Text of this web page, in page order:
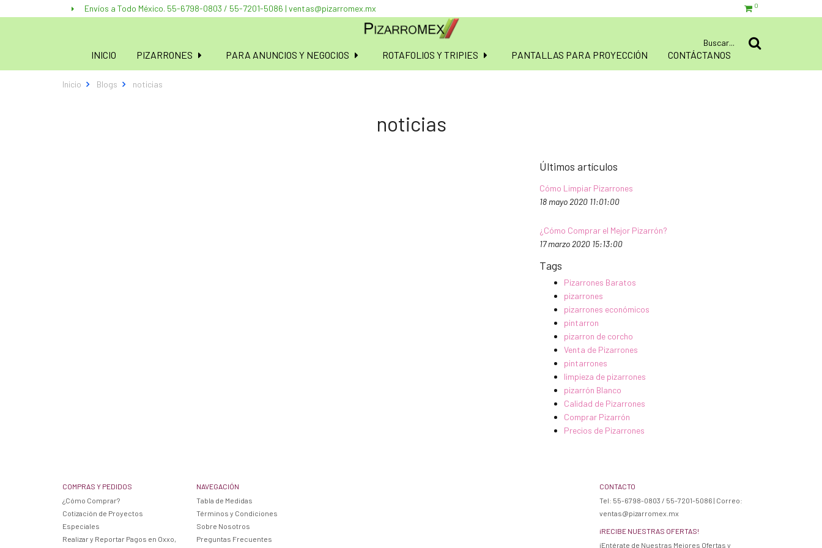
Envíos a Todo México. 55-6798-0803 / 55-7201-5086 | ventas@pizarromex.mx 0
INICIO PIZARRONES PARA ANUNCIOS Y NEGOCIOS ROTAFOLIOS Y TRIPIES PANTALLAS PARA PROYECCIÓN CONTÁCTANOS
Inicio Blogs noticias
noticias
Últimos artículos
Cómo Limpiar Pizarrones
18 mayo 2020 11:01:00
¿Cómo Comprar el Mejor Pizarrón?
17 marzo 2020 15:13:00
Tags
Pizarrones Baratos
pizarrones
pizarrones económicos
pintarron
pizarron de corcho
Venta de Pizarrones
pintarrones
limpieza de pizarrones
pizarrón Blanco
Calidad de Pizarrones
Comprar Pizarrón
Precios de Pizarrones
CONTACTO
Tel: 55-6798-0803 / 55-7201-5086 | Correo:
ventas@pizarromex.mx
¡RECIBE NUESTRAS OFERTAS!
¡Entérate de Nuestras Mejores Ofertas y
COMPRAS Y PEDIDOS
¿Cómo Comprar?
Cotización de Proyectos
Especiales
Realizar y Reportar Pagos en Oxxo,
NAVEGACIÓN
Tabla de Medidas
Términos y Condiciones
Sobre Nosotros
Preguntas Frecuentes